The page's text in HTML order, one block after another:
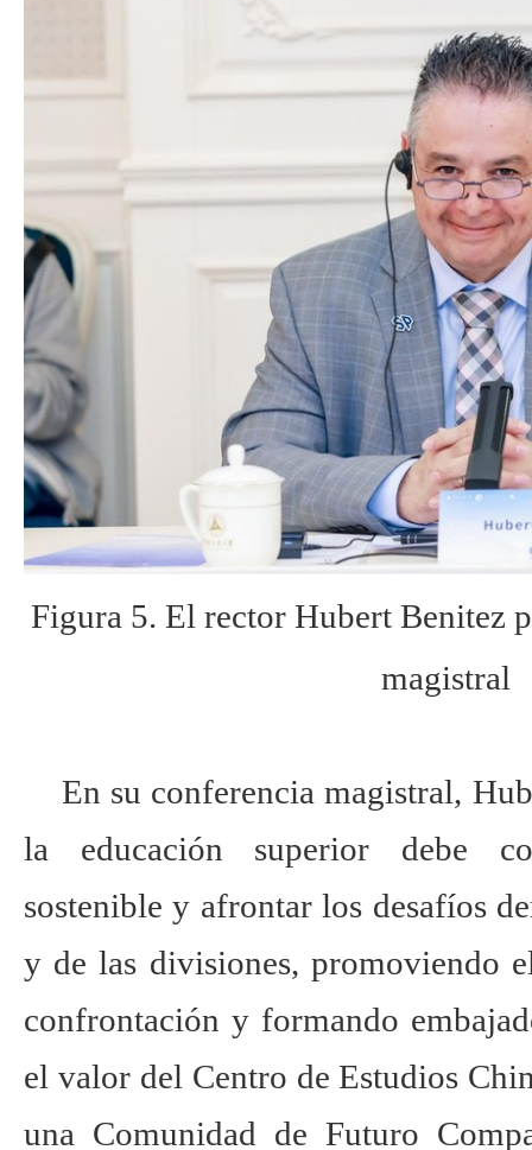
Figura 5. El rector Hubert Benitez
magistral
En su conferencia magistral,
la educación superior debe
sostenible y afrontar los desafíos
y de las divisiones, promoviendo
confrontación y formando
el valor del Centro de Estudios
una Comunidad de Futuro